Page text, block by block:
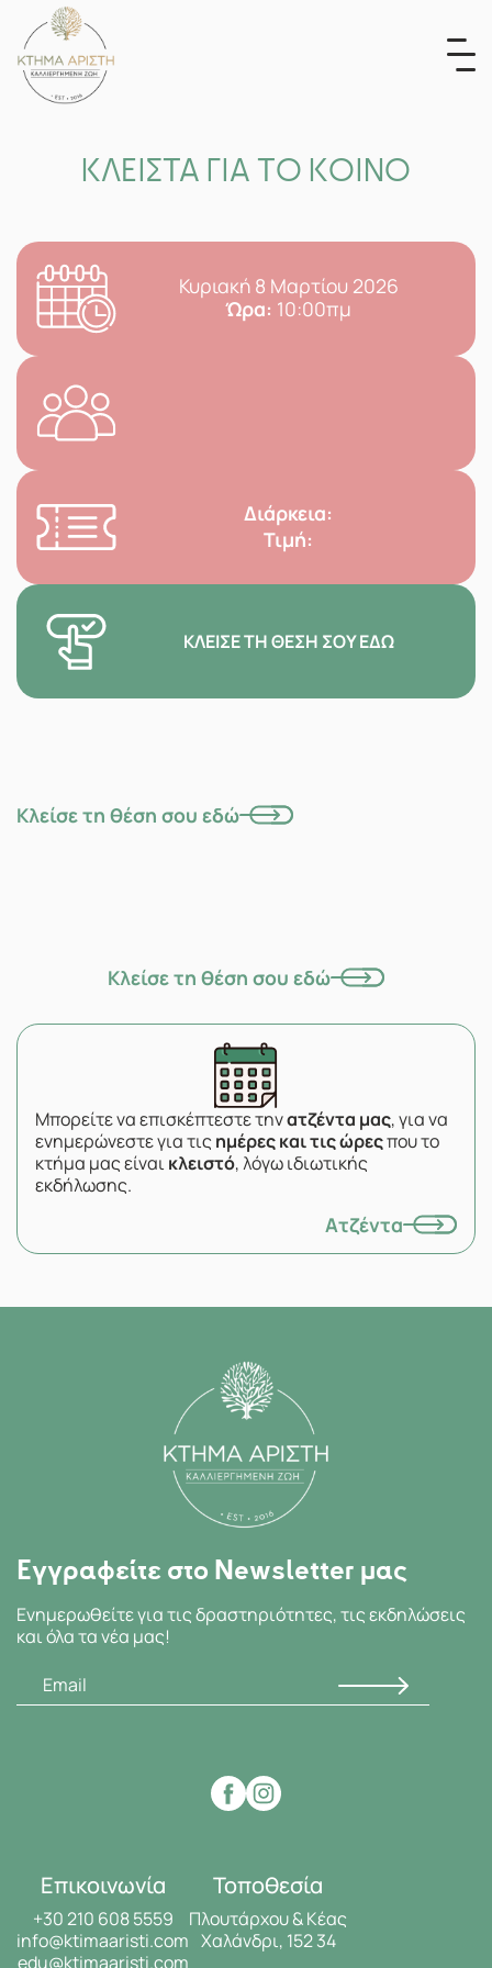
content
ΚΛΕΙΣΤΑ ΓΙΑ ΤΟ ΚΟΙΝΟ
Κυριακή 8 Μαρτίου 2026
Ώρα: 10:00πμ
Διάρκεια:
Τιμή:
ΚΛΕΊΣΕ ΤΗ ΘΈΣΗ ΣΟΥ ΕΔΏ
Κλείσε τη θέση σου εδώ
Κλείσε τη θέση σου εδώ
Μπορείτε να επισκέπτεστε τηνατζέντα μας, για να
ενημερώνεστε για τιςημέρες και τις ώρεςπου το
κτήμα μας είναικλειστό, λόγω ιδιωτικής
εκδήλωσης.
Ατζέντα
Εγγραφείτε στο Newsletter μας
Ενημερωθείτε για τις δραστηριότητες, τις εκδηλώσεις
και όλα τα νέα μας!
Επικοινωνία
+30 210 608 5559
info@ktimaaristi.com
edu@ktimaaristi.com
Τοποθεσία
Πλουτάρχου & Κέας
Χαλάνδρι, 152 34